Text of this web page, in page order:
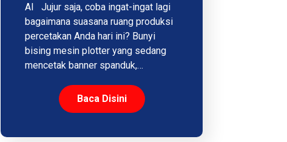
AI Jujur saja, coba ingat-ingat lagi
bagaimana suasana ruang produksi
percetakan Anda hari ini? Bunyi
bising mesin plotter yang sedang
mencetak banner spanduk,…
Baca Disini